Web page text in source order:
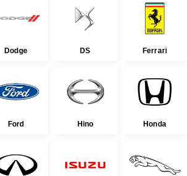
Dodge DS Ferrari
Ford Hino Honda